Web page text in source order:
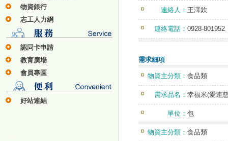
物資銀行
志工人力網
認同卡申請
教育廣場
會員專區
好站連結
連絡人： 王澤欽
連絡電話： 0928-801952
需求細項
物資主分類： 食品類
需求品名： 幸福米(愛連
單位： 包
物資主分類： 食品類